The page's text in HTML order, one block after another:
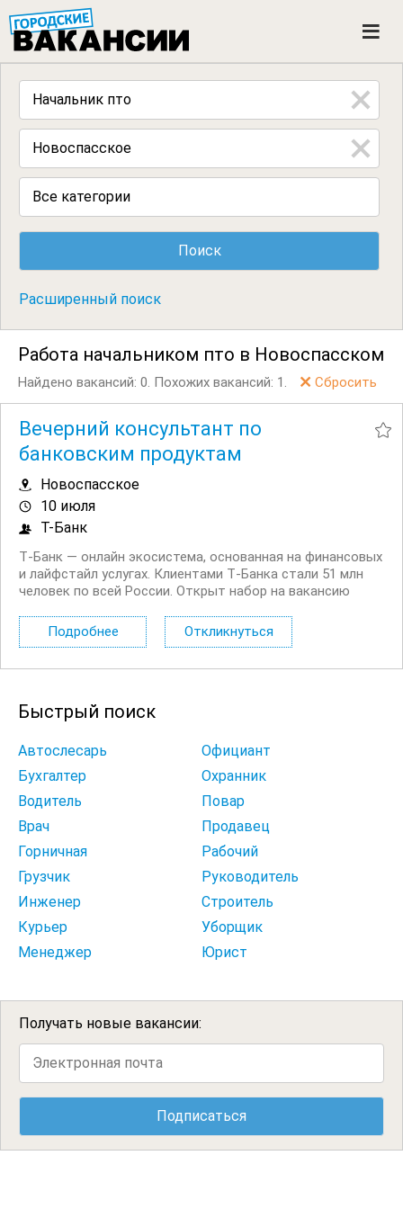
n
Все категории
Расширенный поиск
Работа начальником пто в Новоспасском
Найдено вакансий: 0. Похожих вакансий: 1. Сбросить
Вечерний консультант по
банковским продуктам
Новоспасское
10 июля
Т-Банк
Т‑Банк — онлайн экосистема, основанная на финансовых
и лайфстайл услугах. Клиентами Т‑Банка стали 51 млн
человек по всей России. Открыт набор на вакансию
будете делать: Консультировать клиентов по
депозитным продуктам на входящих звонках...
Подробнее Откликнуться
Быстрый поиск
Автослесарь
Официант
Бухгалтер
Охранник
Водитель
Повар
Врач
Продавец
Горничная
Рабочий
Грузчик
Руководитель
Инженер
Строитель
Курьер
Уборщик
Менеджер
Юрист
Получать новые вакансии: